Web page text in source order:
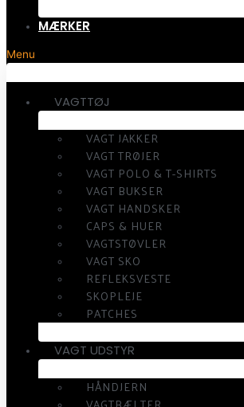
MÆRKER
Menu
VAGTTØJ
VAGT JAKKER
VAGT TRØJER
VAGT POLO & T-SHIRTS
VAGT BUKSER
VAGT HANDSKER
CAPS & HUER
VAGTSTØVLER
VAGT SKO
REFLEKSVESTE
SKOPLEJE
PATCHES
VAGT UDSTYR
HÅNDJERN